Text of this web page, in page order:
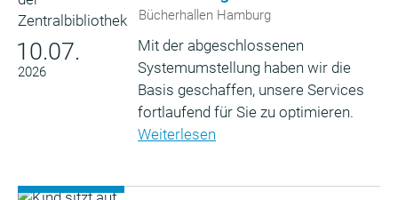
10.07.
2026
Bücherhallen Hamburg
Mit der abgeschlossenen
Systemumstellung haben wir die
Basis geschaffen, unsere Services
fortlaufend für Sie zu optimieren.
Weiterlesen